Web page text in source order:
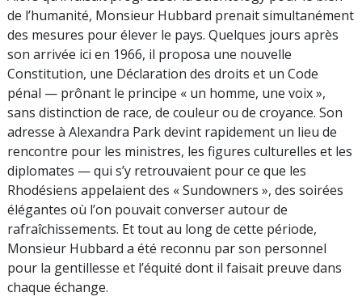
de l’humanité, Monsieur Hubbard prenait simultanément
des mesures pour élever le pays. Quelques jours après
son arrivée ici en 1966, il proposa une nouvelle
Constitution, une Déclaration des droits et un Code
pénal — prônant le principe « un homme, une voix »,
sans distinction de race, de couleur ou de croyance. Son
adresse à Alexandra Park devint rapidement un lieu de
rencontre pour les ministres, les figures culturelles et les
diplomates — qui s’y retrouvaient pour ce que les
Rhodésiens appelaient des « Sundowners », des soirées
élégantes où l’on pouvait converser autour de
rafraîchissements. Et tout au long de cette période,
Monsieur Hubbard a été reconnu par son personnel
pour la gentillesse et l’équité dont il faisait preuve dans
chaque échange.